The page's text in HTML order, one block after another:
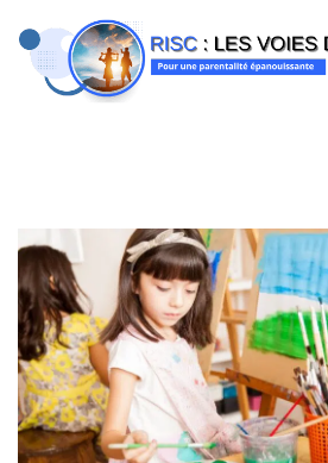
au
contenu
(Pressez